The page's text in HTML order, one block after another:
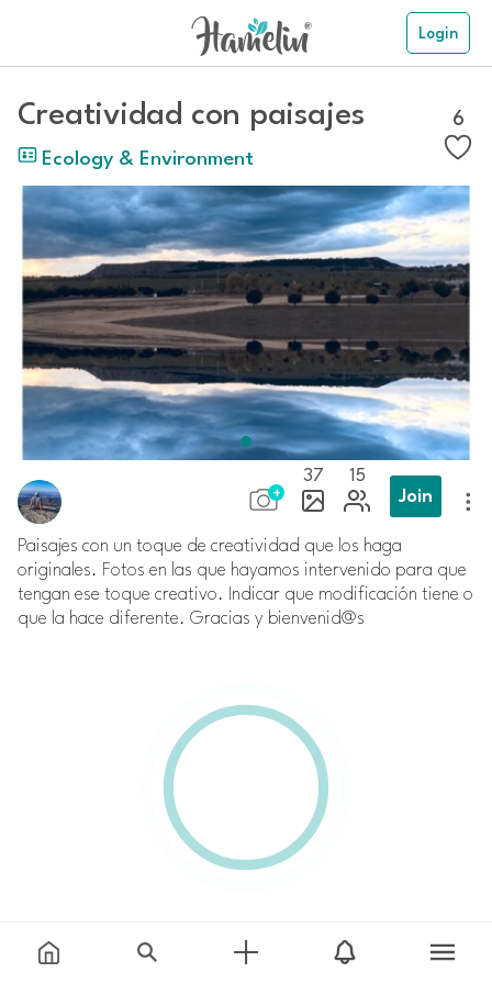
Login
Creatividad con paisajes
Ecology & Environment
6
37
15
Join
Paisajes con un toque de creatividad que los haga
originales. Fotos en las que hayamos intervenido para que
tengan ese toque creativo. Indicar que modificación tiene o
que la hace diferente. Gracias y bienvenid@s
Comment